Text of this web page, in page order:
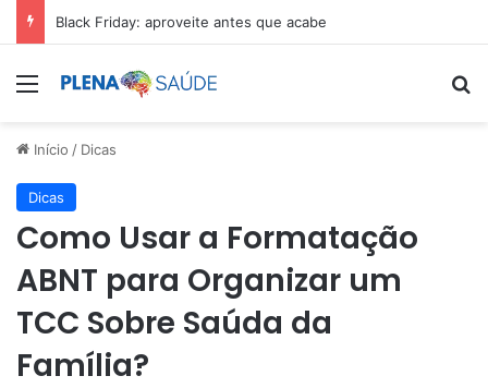
Black Friday: aproveite antes que acabe
Menu
Início / Dicas
Dicas
Como Usar a Formatação
ABNT para Organizar um
TCC Sobre Saúda da
Família?